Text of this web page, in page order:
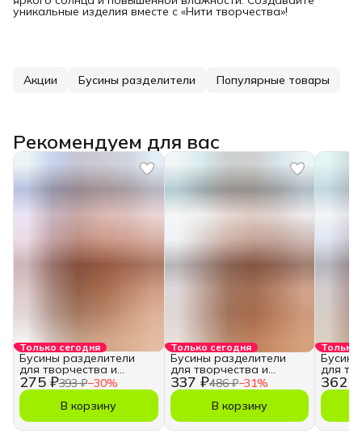
уникальные изделия вместе с «Нити творчества»!
Акции Бусины разделители Популярные товары
Рекомендуем для вас
Только сегодня
275 ₽393 ₽−30%
Бусины разделители
для творчества и
рукоделия, 2 мм.
В корзину
Только сегодня
337 ₽486 ₽−31%
Бусины разделители
для творчества и
рукоделия, 3 мм.
В корзину
Только
362 ₽
для